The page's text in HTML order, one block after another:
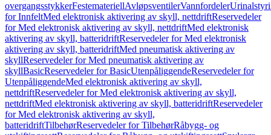
overgangsstykkerFestemateriellAvløpsventilerVannfordeler
for InnfeltMed elektronisk aktivering av skyll, nettdriftReservedeler
for Med elektronisk aktivering av skyll, nettdriftMed elektronisk
aktivering av skyll, batteridriftReservedeler for Med elektronisk
aktivering av skyll, batteridriftMed pneumatisk aktivering av
skyllReservedeler for Med pneumatisk aktivering av
skyllBasicReservedeler for BasicUtenpåliggendeReservedeler for
UtenpåliggendeMed elektronisk aktivering av skyll,
nettdriftReservedeler for Med elektronisk aktivering av skyll,
nettdriftMed elektronisk aktivering av skyll, batteridriftReservedeler
for Med elektronisk aktivering av skyll,
batteridriftTilbehørReservedeler for TilbehørRåbygg- og